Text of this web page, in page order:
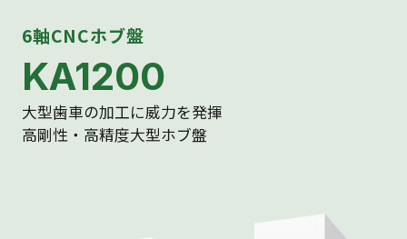
6軸CNCホブ盤
KA1200
大型歯車の加工に威力を発揮
高剛性・高精度大型ホブ盤